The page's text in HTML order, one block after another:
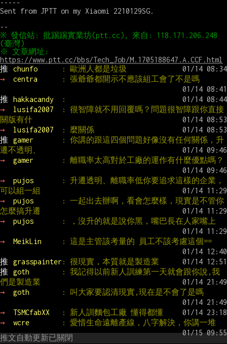
-----
Sent from JPTT on my Xiaomi 2210129SG.
※ 發信站: 批踢踢實業坊(ptt.cc), 來自: 118.171.206.248
https://www.ptt.cc/bbs/Tech_Job/M.1705188647.A.CCF.html
推
chunfo
: 歐洲人都是垃圾
→
centra : 張爺爺都開示不應該組工會了不是嗎
推 hakkacandy
:
→
lusifa2007
: 很智障就不用回覆嗎？問題很智障跟你直接
關版有什
→
lusifa2007
: 麼關係
推
gamer
: 你講的跟這四個問題好像沒有任何關係，升
遷不透明、
→
gamer : 離職率太高對於工廠的運作有什麼優點嗎？
→ pujos
: 升遷透明、離職率低你要追求這樣的企業，
可以組一組
→
pujos
: 一起出去辦啊，看會怎麼樣，現實是不管你
怎麼搞升遷
→
pujos : ，沒升的就是說你黑，嘴巴長在人家嘴上
→ MeikLin : 這是主管該考量的 員工不該考慮這個==
推 grasspainter : 很現實，本質就是製造業
推
goth
: 我記得以前新人訓練第一天就會跟你說,我
們是製造業
→
goth : 叫大家要認清現實,現在是不會了是嗎
→ TSMCfabXX
: 新人訓麵包工廠 懂得都懂
→
wcre
: 愛惜生命遠離產線，八字解決，你講一堆
推文自動更新已關閉